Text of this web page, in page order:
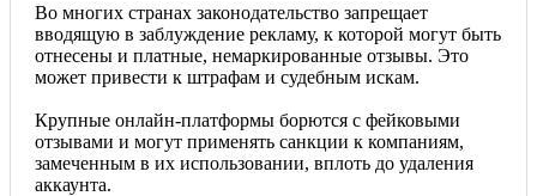
Во многих странах законодательство запрещает
вводящую в заблуждение рекламу, к которой могут быть
отнесены и платные, немаркированные отзывы. Это
может привести к штрафам и судебным искам.
Крупные онлайн-платформы борются с фейковыми
отзывами и могут применять санкции к компаниям,
замеченным в их использовании, вплоть до удаления
аккаунта.